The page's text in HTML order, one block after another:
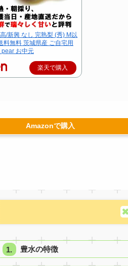
/新興 なし 完熟梨 (秀) M以
料無料 茨城県産 ご自宅用
お中元
楽天で購入
Amazonで購入
豊水の特徴